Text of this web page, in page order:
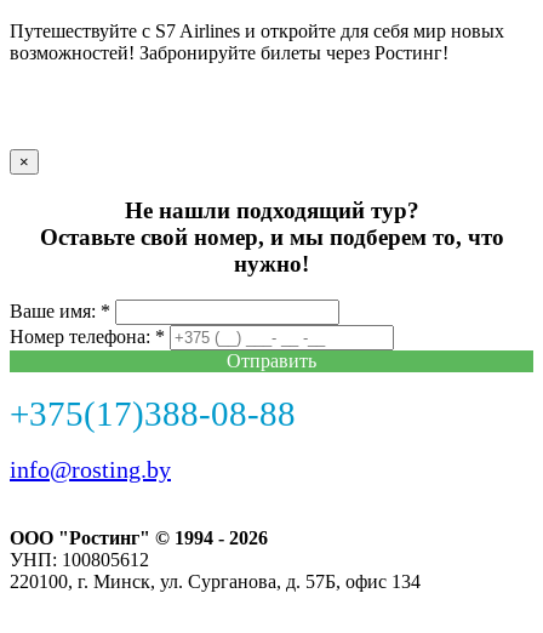
Путешествуйте с S7 Airlines и откройте для себя мир новых
возможностей! Забронируйте билеты через Ростинг!
×
Не нашли подходящий тур?
Оставьте свой номер, и мы подберем то, что
нужно!
Ваше имя: *
Номер телефона: *
Отправить
+375(17)388-08-88
info@rosting.by
ООО "Ростинг" © 1994 - 2026
УНП: 100805612
220100, г. Минск, ул. Сурганова, д. 57Б, офис 134